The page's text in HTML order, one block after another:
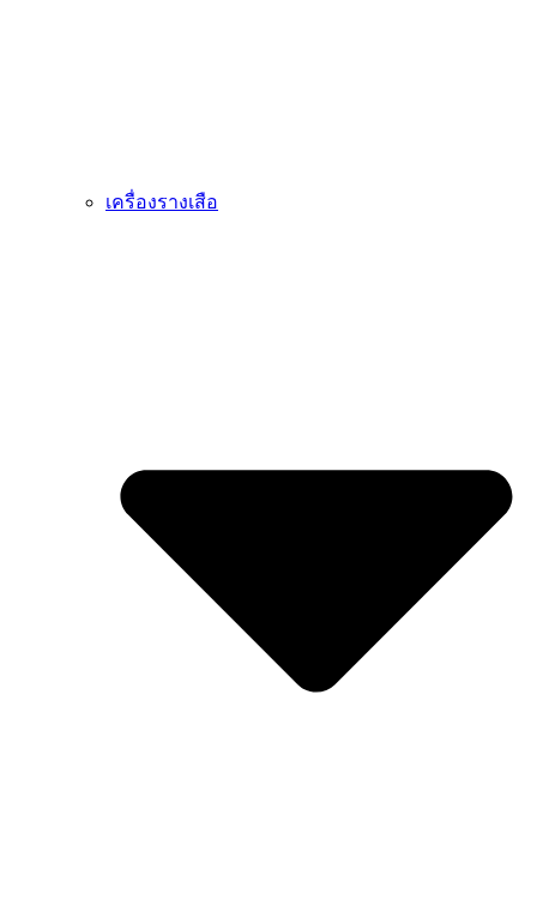
เครื่องรางเสือ